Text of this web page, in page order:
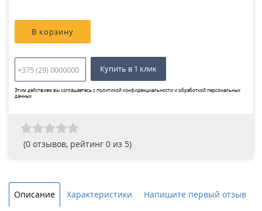
Купить в 1 клик
Этим действием вы соглашаетесь сполитикой конфиденциальности и обработкой персональных
данных
(0 отзывов, рейтинг 0 из 5)
Описание Характеристики Напишите первый отзыв